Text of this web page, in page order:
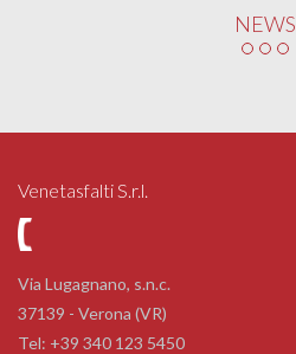
NEWS
Venetasfalti S.r.l.
Via Lugagnano, s.n.c.
37139 - Verona (VR)
Tel: +39 340 123 5450